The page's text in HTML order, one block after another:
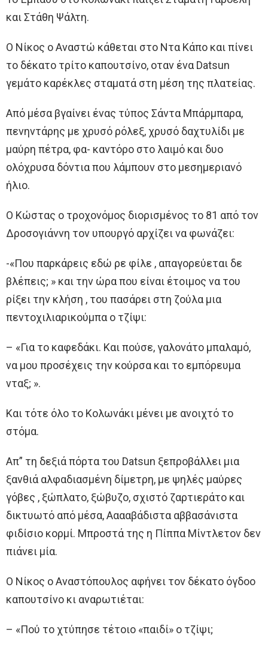
και Στάθη Ψάλτη.
Ο Νίκος ο Αναστώ κάθεται στο Ντα Κάπο και πίνει
το δέκατο τρίτο καπουτσίνο, oταν ένα Datsun
γεμάτο καρέκλες σταματά στη μέση της πλατείας.
Από μέσα βγαίνει ένας τύπος Σάντα Μπάρμπαρα,
πενηντάρης με χρυσό ρόλεξ, χρυσό δαχτυλίδι με
μαύρη πέτρα, φα- καντόρο στο λαιμό και δυο
ολόχρυσα δόντια που λάμπουν στο μεσημεριανό
ήλιο.
Ο Κώστας ο τροχονόμος διορισμένος το 81 από τον
Δροσογιάννη τον υπουργό αρχίζει να φωνάζει:
-«Που παρκάρεις εδώ ρε φίλε , απαγορεύεται δε
βλέπεις; » και την ώρα που είναι έτοιμος να του
ρίξει την κλήση , του πασάρει στη ζούλα μια
πεντοχιλιαρικούμπα ο τζίψι:
– «Για το καφεδάκι. Και πούσε, γαλονάτο μπαλαμό,
να μου προσέχεις την κούρσα και το εμπόρευμα
νταξ; ».
Και τότε όλο το Κολωνάκι μένει με ανοιχτό το
στόμα.
Απ” τη δεξιά πόρτα του Datsun ξεπροβάλλει μια
ξανθιά αλφαδιασμένη δίμετρη, με ψηλές μαύρες
γόβες , ξώπλατο, ξώβυζο, σχιστό ζαρτιεράτο και
δικτυωτό από μέσα, Ααααβάδιστα αββασάνιστα
φιδίσιο κορμί. Μπροστά της η Πίππα Μίντλετον δεν
πιάνει μία.
Ο Νίκος ο Αναστόπουλος αφήνει τον δέκατο όγδοο
καπουτσίνο κι αναρωτιέται:
– «Πού το χτύπησε τέτοιο «παιδί» ο τζίψι;